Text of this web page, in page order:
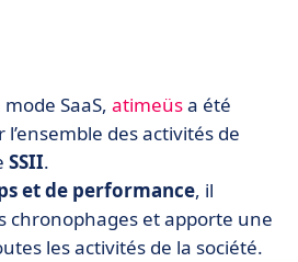
SaaS, atimeüsa été
des activités de
SSII.
et de performance, il
chronophages et apporte une
les activités de la société.